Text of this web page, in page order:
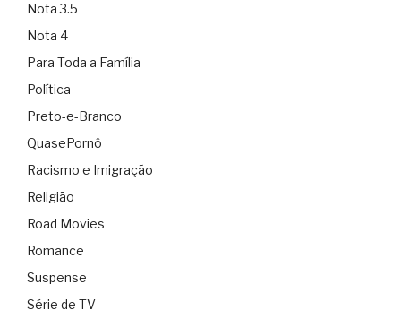
Nota 3.5
Nota 4
Para Toda a Família
Política
Preto-e-Branco
QuasePornô
Racismo e Imigração
Religião
Road Movies
Romance
Suspense
Série de TV